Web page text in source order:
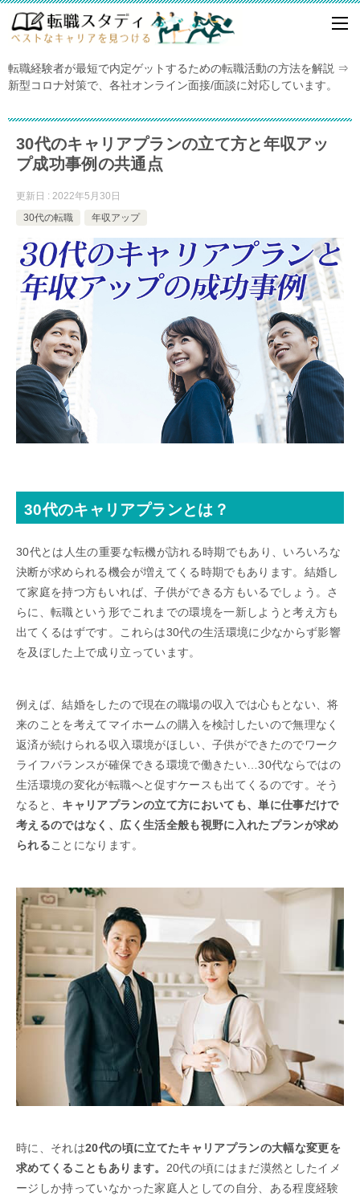
転職経験者が最短で内定ゲットするための転職活動の方法を解説 ⇒
新型コロナ対策で、各社オンライン面接/面談に対応しています。
30代のキャリアプランの立て方と年収アッ
プ成功事例の共通点
更新日 : 2022年5月30日
30代の転職
年収アップ
30代のキャリアプランとは？
30代とは人生の重要な転機が訪れる時期でもあり、いろいろな
決断が求められる機会が増えてくる時期でもあります。結婚し
て家庭を持つ方もいれば、子供ができる方もいるでしょう。さ
らに、転職という形でこれまでの環境を一新しようと考え方も
出てくるはずです。これらは30代の生活環境に少なからず影響
を及ぼした上で成り立っています。
例えば、結婚をしたので現在の職場の収入では心もとない、将
来のことを考えてマイホームの購入を検討したいので無理なく
返済が続けられる収入環境がほしい、子供ができたのでワーク
ライフバランスが確保できる環境で働きたい…30代ならではの
生活環境の変化が転職へと促すケースも出てくるのです。そう
なると、 キャリアプランの立て方においても、単に仕事だけで
考えるのではなく、広く生活全般も視野に入れたプランが求め
られることになります。
時に、それは20代の頃に立てたキャリアプランの大幅な変更を
求めてくることもあります。 20代の頃にはまだ漠然としたイメ
ージしか持っていなかった家庭人としての自分、ある程度経験